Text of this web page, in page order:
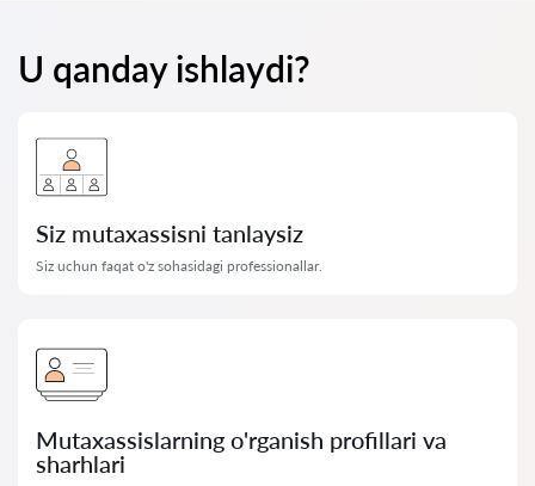
U qanday ishlaydi?
Siz mutaxassisni tanlaysiz
Siz uchun faqat o'z sohasidagi professionallar.
Mutaxassislarning o'rganish profillari va
sharhlari